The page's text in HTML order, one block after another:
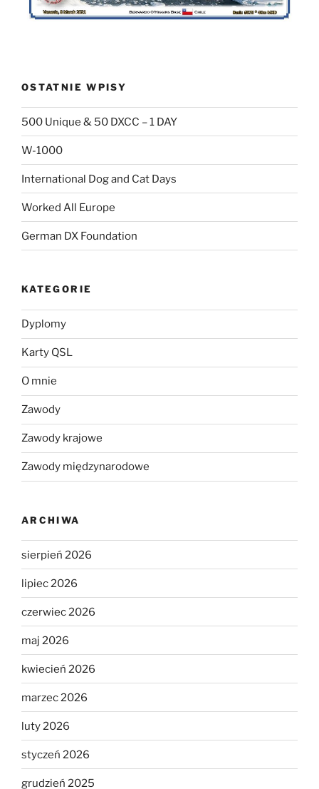
OSTATNIE WPISY
500 Unique & 50 DXCC – 1 DAY
W-1000
International Dog and Cat Days
Worked All Europe
German DX Foundation
KATEGORIE
Dyplomy
Karty QSL
O mnie
Zawody
Zawody krajowe
Zawody międzynarodowe
ARCHIWA
sierpień 2026
lipiec 2026
czerwiec 2026
maj 2026
kwiecień 2026
marzec 2026
luty 2026
styczeń 2026
grudzień 2025